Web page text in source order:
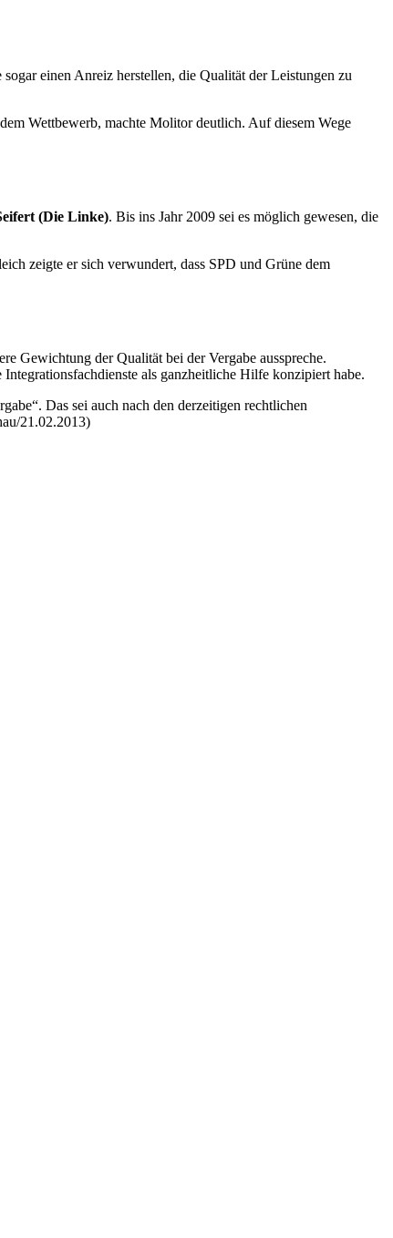
einen Anreiz herstellen, die Qualität der Leistungen zu
Wettbewerb, machte Molitor deutlich. Auf diesem Wege
(Die Linke). Bis ins Jahr 2009 sei es möglich gewesen, die
zeigte er sich verwundert, dass SPD und Grüne dem
Gewichtung der Qualität bei der Vergabe ausspreche.
als ganzheitliche Hilfe konzipiert habe.
Das sei auch nach den derzeitigen rechtlichen
21.02.2013)